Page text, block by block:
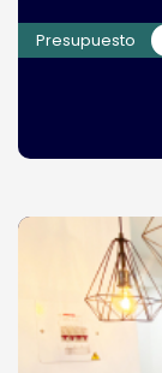
Presupuesto